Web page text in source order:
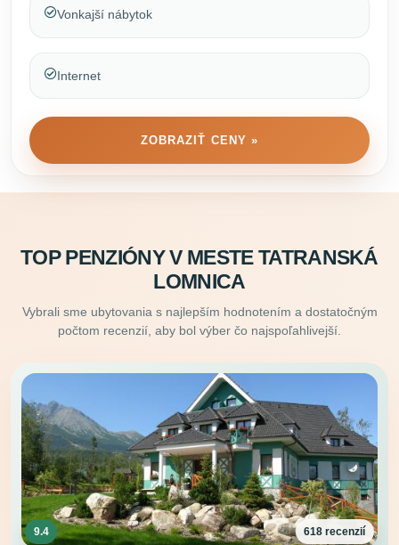
Vonkajší nábytok
Internet
ZOBRAZIŤ CENY »
TOP PENZIÓNY V MESTE TATRANSKÁ
LOMNICA
Vybrali sme ubytovania s najlepším hodnotením a dostatočným
počtom recenzií, aby bol výber čo najspoľahlivejší.
9.4 618 recenzií